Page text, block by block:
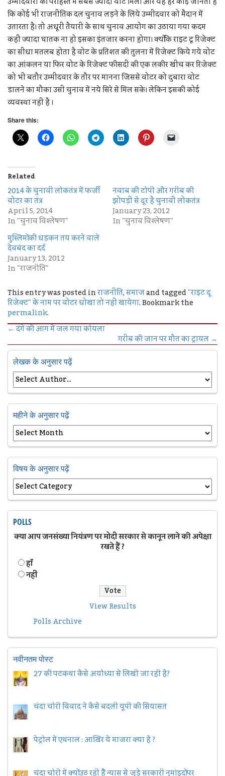
कि कोई भी राजनीतिक दल चुनाव लड़ने के लिये उम्मीदवार को मैदान में
उतारता है। तो अधूरी तैयारी के साथ चुनाव आयोग का उठाया गया कदम
कहीं ज्यादा घातक ना हो इसका इंतजार करना होगा। क्योंकि राइट टू रिजेक्ट
का सीधा मतलब होता है वोट के प्रतिशत की तुलना में रिजेक्ट किये गये वोट
का आंकलन या फिर वोट के रिजेक्ट फीसदी की एक लकीर खींच कर रिजेक्ट
को भी बतौर उम्मीदवार के तौर पर मानना जिससे वोटर को दुबारा वोट
डालने का मौका उसी चुनाव में नये सिरे से मिल सके। लेकिन इसकी कोई
व्यवस्था नहीं है ।
Share this:
Related
2014 के चुनावी लोकतंत्र में फर्जी
वोटर का तंत्र
April 5, 2014
In "चुनाव विश्लेषण"
नवाब की टोपी और गरीब की
झोपड़ी से दूर है चुनावी लोकतंत्र
January 23, 2012
In "चुनाव विश्लेषण"
मुस्लिमों की धड़कन तय करने वाले
देवबंद का दर्द
January 13, 2012
In "राजनीति"
This entry was posted inराजनीति,समाजand tagged"राइट दू
रिजेक्ट" के नाम पर वोटर धोखा तो नहीं खायेगा. Bookmark the
permalink.
←दंगे की आग में जल गया कोयला
गरीब की जान पर मौत का ट्रायल→
लेखक के अनुसार पढ़ें
महीने के अनुसार पढ़ें
विषय के अनुसार पढ़ें
POLLS
क्या आप जनसंख्या नियंत्रण पर मोदी सरकार से कानून लाने की अपेक्षा
रखते हैं ?
हॉं
नहीं
View Results
Polls Archive
नवीनतम पोस्ट
27 की पटकथा कैसे अयोध्या से लिखी जा रही है?
चंदा चोरी विवाद ने कैसे बदली यूपी की सियासत
पेट्रोल में एथनाल : आख़िर ये माजरा क्या है ?